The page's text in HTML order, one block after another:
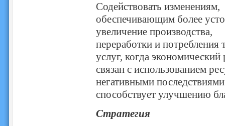
Содействовать изменениям,
обеспечивающим более
увеличение производства,
переработки и потребления
услуг, когда экономический
связан с использованием
негативными
способствует улучшению
Стратегия